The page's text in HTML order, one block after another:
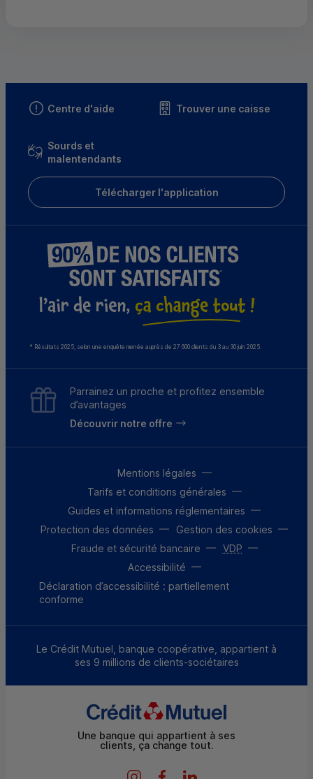
Centre d'aide Trouver une caisse
Sourds et
malentendants
Télécharger l'application
* Résultats 2025, selon une enquête menée auprès de 27 600 clients du 3 au 30 juin 2025.
Parrainez un proche et profitez ensemble
d’avantages
Découvrir notre offre
Mentions légales
Tarifs et conditions générales
Guides et informations réglementaires
Protection des données
Gestion des cookies
Fraude et sécurité bancaire
VDP
Accessibilité
Déclaration d’accessibilité : partiellement
conforme
Le Crédit Mutuel, banque coopérative, appartient à
ses 9 millions de clients-sociétaires
Une banque qui appartient à ses
clients, ça change tout.
Instagram CMO
Facebook CMO